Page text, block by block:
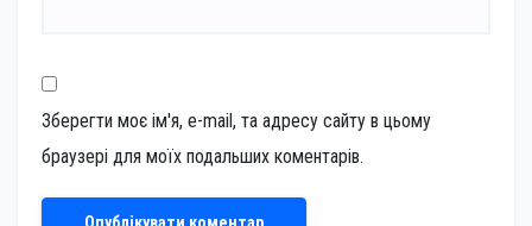
Зберегти моє ім'я, e-mail, та адресу сайту в цьому
браузері для моїх подальших коментарів.